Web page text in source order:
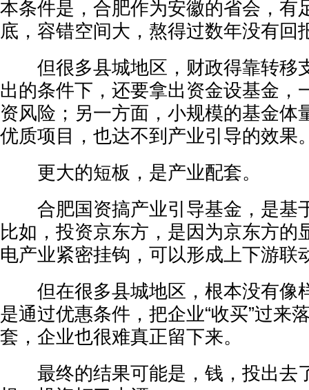
本条件是，合肥作为安徽的省会，有
底，容错空间大，熬得过数年没有回
但很多县城地区，财政得靠转移
出的条件下，还要拿出资金设基金，
资风险；另一方面，小规模的基金体
优质项目，也达不到产业引导的效果
更大的短板，是产业配套。
合肥国资搞产业引导基金，是基
比如，投资京东方，是因为京东方的
电产业紧密挂钩，可以形成上下游联
但在很多县城地区，根本没有像
是通过优惠条件，把企业“收买”过来
套，企业也很难真正留下来。
最终的结果可能是，钱，投出去